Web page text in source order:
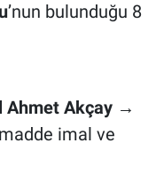
’nun bulunduğu 8
Ahmet Akçay→
imal ve